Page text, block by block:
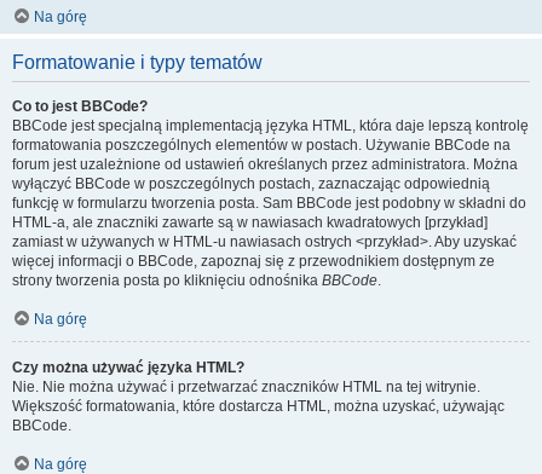
Na górę
Formatowanie i typy tematów
Co to jest BBCode?
BBCode jest specjalną implementacją języka HTML, która daje lepszą kontrolę
formatowania poszczególnych elementów w postach. Używanie BBCode na
forum jest uzależnione od ustawień określanych przez administratora. Można
wyłączyć BBCode w poszczególnych postach, zaznaczając odpowiednią
funkcję w formularzu tworzenia posta. Sam BBCode jest podobny w składni do
HTML-a, ale znaczniki zawarte są w nawiasach kwadratowych [przykład]
zamiast w używanych w HTML-u nawiasach ostrych <przykład>. Aby uzyskać
więcej informacji o BBCode, zapoznaj się z przewodnikiem dostępnym ze
strony tworzenia posta po kliknięciu odnośnika BBCode.
Na górę
Czy można używać języka HTML?
Nie. Nie można używać i przetwarzać znaczników HTML na tej witrynie.
Większość formatowania, które dostarcza HTML, można uzyskać, używając
BBCode.
Na górę